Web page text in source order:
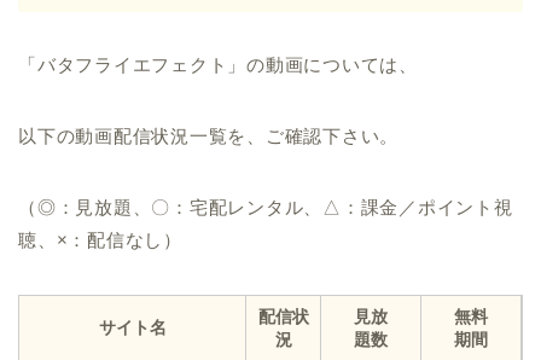
「バタフライエフェクト」の動画については、
以下の動画配信状況一覧を、ご確認下さい。
（◎：見放題、〇：宅配レンタル、△：課金／ポイント視
聴、×：配信なし）
サイト名
配信状
況
見放
題数
無料
期間